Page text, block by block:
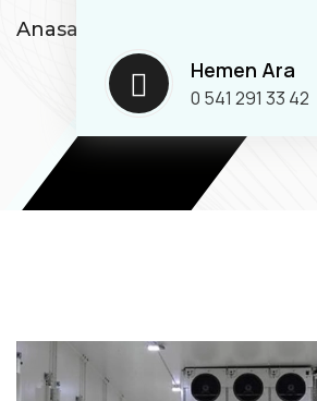
Hemen Ara
0 541 291 33 42
Anasayfa